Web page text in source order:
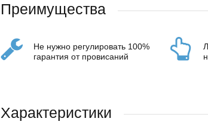
Преимущества
Не нужно регулировать 100%
гарантия от провисаний
Характеристики